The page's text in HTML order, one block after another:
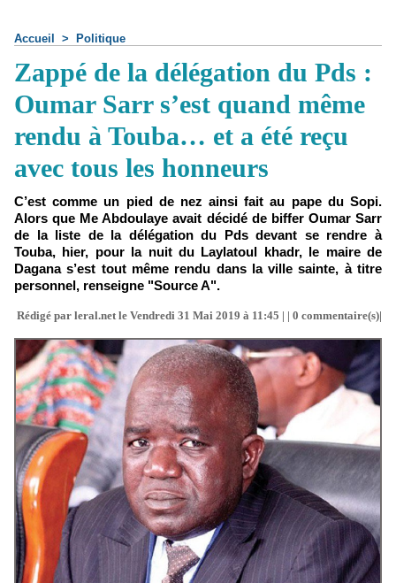
Accueil > Politique
Zappé de la délégation du Pds :
Oumar Sarr s’est quand même
rendu à Touba… et a été reçu
avec tous les honneurs
C’est comme un pied de nez ainsi fait au pape du Sopi.
Alors que Me Abdoulaye avait décidé de biffer Oumar Sarr
de la liste de la délégation du Pds devant se rendre à
Touba, hier, pour la nuit du Laylatoul khadr, le maire de
Dagana s’est tout même rendu dans la ville sainte, à titre
personnel, renseigne "Source A".
Rédigé par leral.net le Vendredi 31 Mai 2019 à 11:45 | | 0 commentaire(s)|